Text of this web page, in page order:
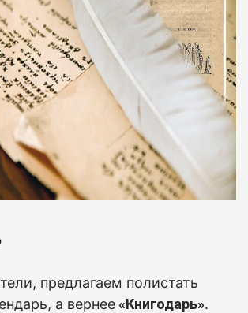
предлагаем полистать
а вернее«Книгодарь».